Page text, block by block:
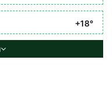
+18°